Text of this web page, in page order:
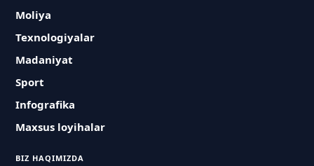
Moliya
Texnologiyalar
Madaniyat
Sport
Infografika
Maxsus loyihalar
BIZ HAQIMIZDA